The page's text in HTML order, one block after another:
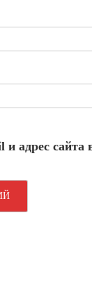
адрес